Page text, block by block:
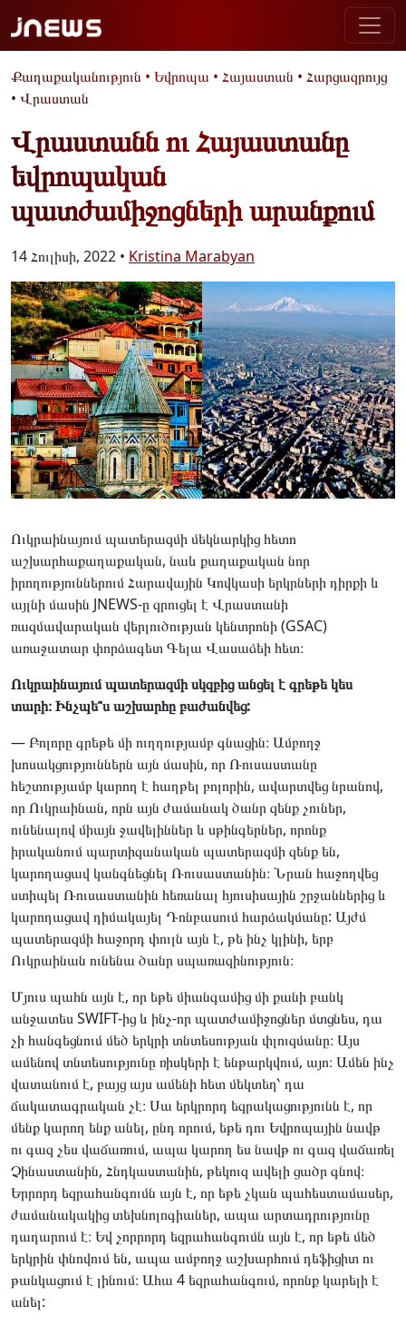
Քաղաքականություն • Եվրոպա • Հայաստան • Հարցազրույց
• Վրաստան
Վրաստանն ու Հայաստանը
եվրոպական
պատժամիջոցների արանքում
14 Հուլիսի, 2022 • Kristina Marabyan
Ուկրաինայում պատերազմի մեկնարկից հետո
աշխարհաքաղաքական, նաև քաղաքական նոր
իրողություններում Հարավային Կովկասի երկրների դիրքի և
այլնի մասին JNEWS-ը զրուցել է Վրաստանի
ռազմավարական վերլուծության կենտրոնի (GSAC)
առաջատար փորձագետ Գելա Վասաձեի հետ։
Ուկրաինայում պատերազմի սկզբից անցել է գրեթե կես
տարի։ Ինչպե՞ս աշխարհը բաժանվեց:
— Բոլորը գրեթե մի ուղղությամբ գնացին։ Ամբողջ
խոսակցություններն այն մասին, որ Ռուսաստանը
հեշտությամբ կարող է հաղթել բոլորին, ավարտվեց նրանով,
որ Ուկրաինան, որն այն ժամանակ ծանր զենք չուներ,
ունենալով միայն ջավելիններ և սթինգերներ, որոնք
իրականում պարտիզանական պատերազմի զենք են,
կարողացավ կանգնեցնել Ռուսաստանին։ Նրան հաջողվեց
ստիպել Ռուսաստանին հեռանալ հյուսիսային շրջաններից և
կարողացավ դիմակայել Դոնբասում հարձակմանը: Այժմ
պատերազմի հաջորդ փուլն այն է, թե ինչ կլինի, երբ
Ուկրաինան ունենա ծանր սպառազինություն։
Մյուս պահն այն է, որ եթե միանգամից մի քանի բանկ
անջատես SWIFT-ից և ինչ-որ պատժամիջոցներ մտցնես, դա
չի հանգեցնում մեծ երկրի տնտեսության փլուզմանը։ Այս
ամենով տնտեսությունը ռիսկերի է ենթարկվում, այո։ Ամեն ինչ
վատանում է, բայց այս ամենի հետ մեկտեղ՝ դա
ճակատագրական չէ։ Սա երկրորդ եզրակացությունն է, որ
մենք կարող ենք անել, ընդ որում, եթե դու Եվրոպային նավթ
ու գազ չես վաճառում, ապա կարող ես նավթ ու գազ վաճառել
Չինաստանին, Հնդկաստանին, թեկուզ ավելի ցածր գնով։
Երրորդ եզրահանգումն այն է, որ եթե չկան պահեստամասեր,
ժամանակակից տեխնոլոգիաներ, ապա արտադրությունը
դադարում է։ Եվ չորրորդ եզրահանգումն այն է, որ եթե մեծ
երկրին փնովում են, ապա ամբողջ աշխարհում դեֆիցիտ ու
թանկացում է լինում։ Ահա 4 եզրահանգում, որոնք կարելի է
անել: